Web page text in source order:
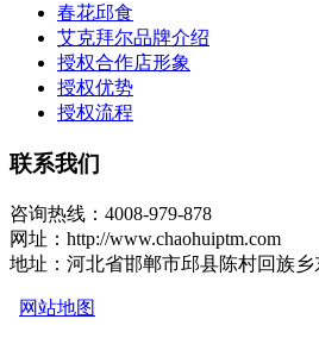
春花邱食
艾克拜尔品牌介绍
授权合作店形象
授权优势
授权流程
联系我们
咨询热线：4008-979-878
网址：http://www.chaohuiptm.com
地址：河北省邯郸市邱县陈村回族
网站地图